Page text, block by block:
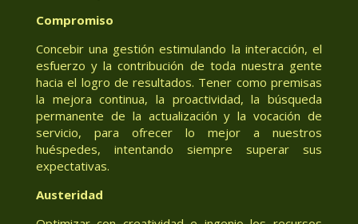
Compromiso
Concebir una gestión estimulando la interacción, el
esfuerzo y la contribución de toda nuestra gente
hacia el logro de resultados. Tener como premisas
la mejora continua, la proactividad, la búsqueda
permanente de la actualización y la vocación de
servicio, para ofrecer lo mejor a nuestros
huéspedes, intentando siempre superar sus
expectativas.
Austeridad